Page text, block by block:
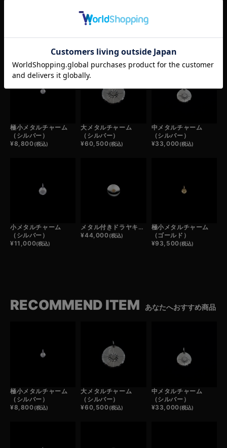
RELATED ITEM
極小メタルチャーム
（シルバー）
¥8,800(税込)
大メタルチャーム
（シルバー）
¥60,500(税込)
中メタルチャーム
（シルバー）
¥33,000(税込)
小メタルチャーム
（シルバー）
¥11,000(税込)
メタル付きドラヤキコンチョ/プレーン
¥44,000(税込)
極小メタルチャーム
（ゴールド）
¥93,500(税込)
RECOMMEND ITEM あなたへおすすめ商品
極小メタルチャーム
（シルバー）
¥8,800(税込)
大メタルチャーム
（シルバー）
¥60,500(税込)
中メタルチャーム
（シルバー）
¥33,000(税込)